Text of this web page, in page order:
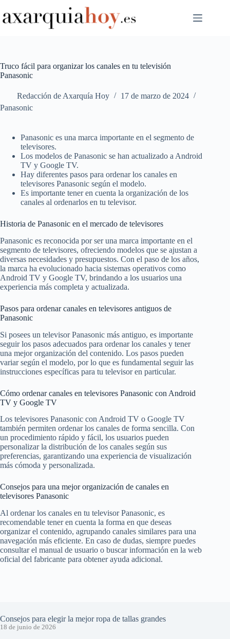
al
contenido
Truco fácil para organizar los canales en tu televisión
Panasonic
Redacción de Axarquía Hoy
17 de marzo de 2024
Panasonic
Panasonic es una marca importante en el segmento de
televisores.
Los modelos de Panasonic se han actualizado a Android
TV y Google TV.
Hay diferentes pasos para ordenar los canales en
televisores Panasonic según el modelo.
Es importante tener en cuenta la organización de los
canales al ordenarlos en tu televisor.
Historia de Panasonic en el mercado de televisores
Panasonic es reconocida por ser una marca importante en el
segmento de televisores, ofreciendo modelos que se ajustan a
diversas necesidades y presupuestos. Con el paso de los años,
la marca ha evolucionado hacia sistemas operativos como
Android TV y Google TV, brindando a los usuarios una
experiencia más completa y actualizada.
Pasos para ordenar canales en televisores antiguos de
Panasonic
Si posees un televisor Panasonic más antiguo, es importante
seguir los pasos adecuados para ordenar los canales y tener
una mejor organización del contenido. Los pasos pueden
variar según el modelo, por lo que es fundamental seguir las
instrucciones específicas para tu televisor en particular.
Cómo ordenar canales en televisores Panasonic con Android
TV y Google TV
Los televisores Panasonic con Android TV o Google TV
también permiten ordenar los canales de forma sencilla. Con
un procedimiento rápido y fácil, los usuarios pueden
personalizar la distribución de los canales según sus
preferencias, garantizando una experiencia de visualización
más cómoda y personalizada.
Consejos para una mejor organización de canales en
televisores Panasonic
Al ordenar los canales en tu televisor Panasonic, es
recomendable tener en cuenta la forma en que deseas
organizar el contenido, agrupando canales similares para una
navegación más eficiente. En caso de dudas, siempre puedes
consultar el manual de usuario o buscar información en la web
oficial del fabricante para obtener ayuda adicional.
Consejos para elegir la mejor ropa de tallas grandes
18 de junio de 2026